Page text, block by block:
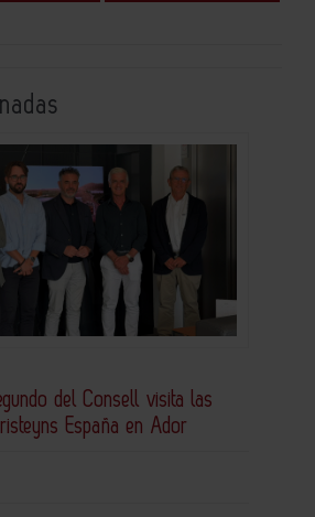
del Consell visita las
España en Ador